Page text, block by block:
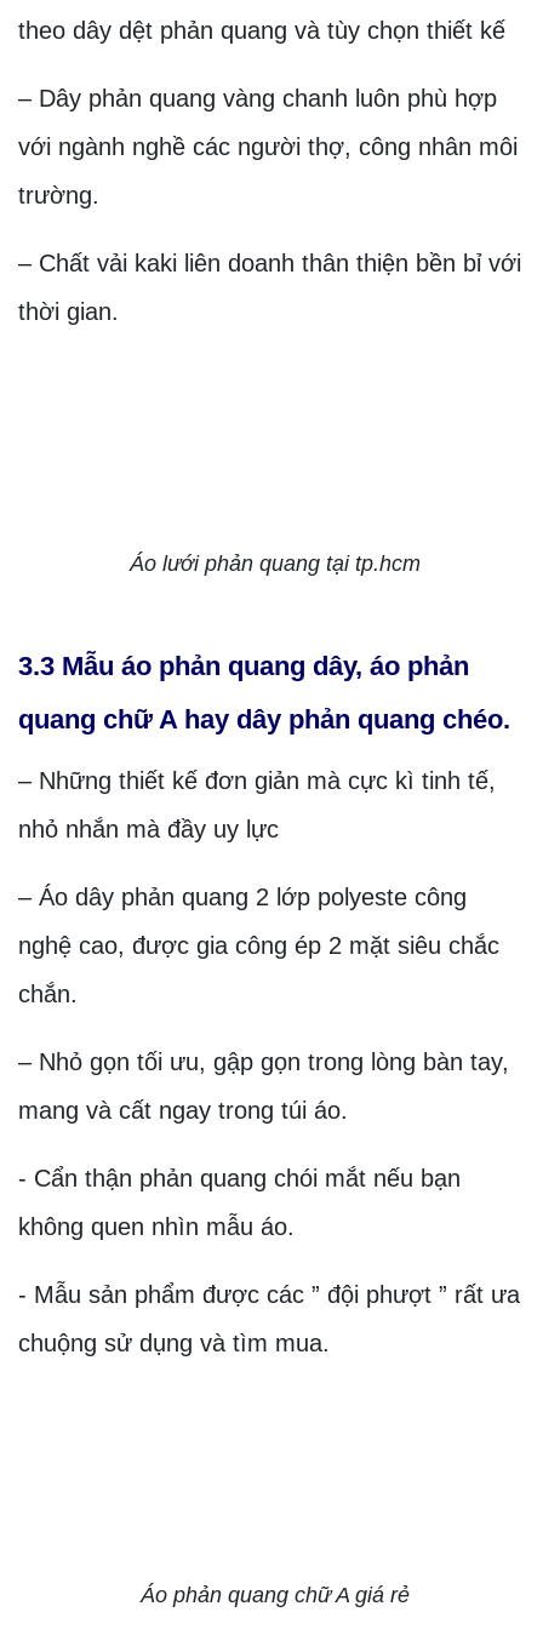
theo dây dệt phản quang và tùy chọn thiết kế
– Dây phản quang vàng chanh luôn phù hợp
với ngành nghề các người thợ, công nhân môi
trường.
– Chất vải kaki liên doanh thân thiện bền bỉ với
thời gian.
Áo lưới phản quang tại tp.hcm
3.3 Mẫu áo phản quang dây, áo phản
quang chữ A hay dây phản quang chéo.
– Những thiết kế đơn giản mà cực kì tinh tế,
nhỏ nhắn mà đầy uy lực
– Áo dây phản quang 2 lớp polyeste công
nghệ cao, được gia công ép 2 mặt siêu chắc
chắn.
– Nhỏ gọn tối ưu, gập gọn trong lòng bàn tay,
mang và cất ngay trong túi áo.
- Cẩn thận phản quang chói mắt nếu bạn
không quen nhìn mẫu áo.
- Mẫu sản phẩm được các ” đội phượt ” rất ưa
chuộng sử dụng và tìm mua.
Áo phản quang chữ A giá rẻ